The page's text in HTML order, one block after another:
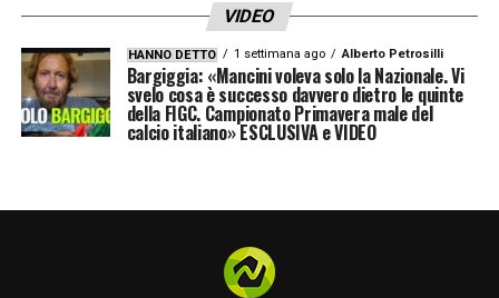
VIDEO
HANNO DETTO 1 settimana ago Alberto Petrosilli
Bargiggia: «Mancini voleva solo la Nazionale. Vi
svelo cosa è successo davvero dietro le quinte
della FIGC. Campionato Primavera male del
calcio italiano» ESCLUSIVA e VIDEO